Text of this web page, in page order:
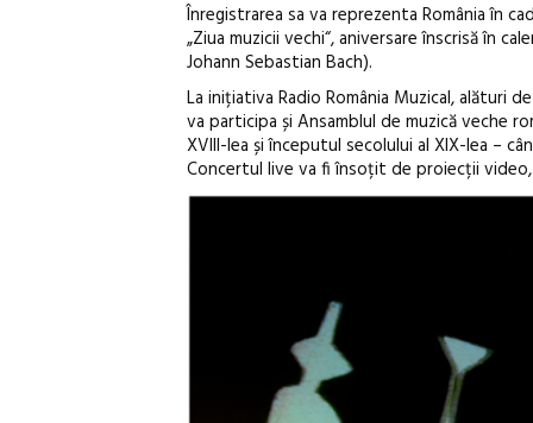
Înregistrarea sa va reprezenta România în
„Ziua muzicii vechi“, aniversare înscrisă în
Johann Sebastian Bach).
La inițiativa Radio România Muzical, alături
va participa și Ansamblul de muzică veche
XVIII-lea și începutul secolului al XIX-lea –
Concertul live va fi însoțit de proiecții video,